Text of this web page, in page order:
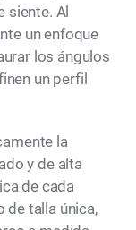
siente. Al
un enfoque
los ángulos
un perfil
la
y de alta
de cada
de talla única,